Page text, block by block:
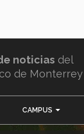
noticias del
de Monterrey
CAMPUS